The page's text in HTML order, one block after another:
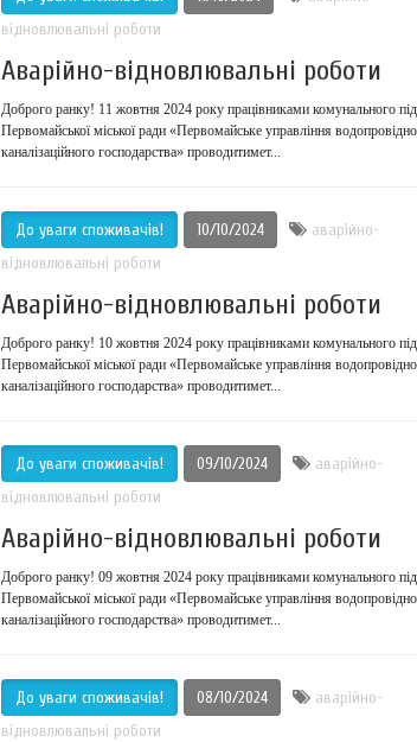
відновлювальні роботи
Аварійно-відновлювальні роботи
Доброго ранку! 11 жовтня 2024 року працівниками комунального
Первомайської міської ради «Первомайське управління
каналізаційного господарства» проводитимет...
До уваги споживачів! 10/10/2024
аварійно-
відновлювальні роботи
Аварійно-відновлювальні роботи
Доброго ранку! 10 жовтня 2024 року працівниками комунального
Первомайської міської ради «Первомайське управління
каналізаційного господарства» проводитимет...
До уваги споживачів! 09/10/2024
аварійно-
відновлювальні роботи
Аварійно-відновлювальні роботи
Доброго ранку! 09 жовтня 2024 року працівниками комунального
Первомайської міської ради «Первомайське управління
каналізаційного господарства» проводитимет...
До уваги споживачів! 08/10/2024
аварійно-
відновлювальні роботи